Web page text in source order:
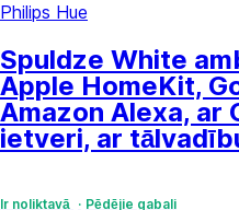
Philips Hue
Spuldze White
Apple HomeKit,
Amazon Alexa, ar
ietveri, ar
Ir noliktavā Pēdējie gabali